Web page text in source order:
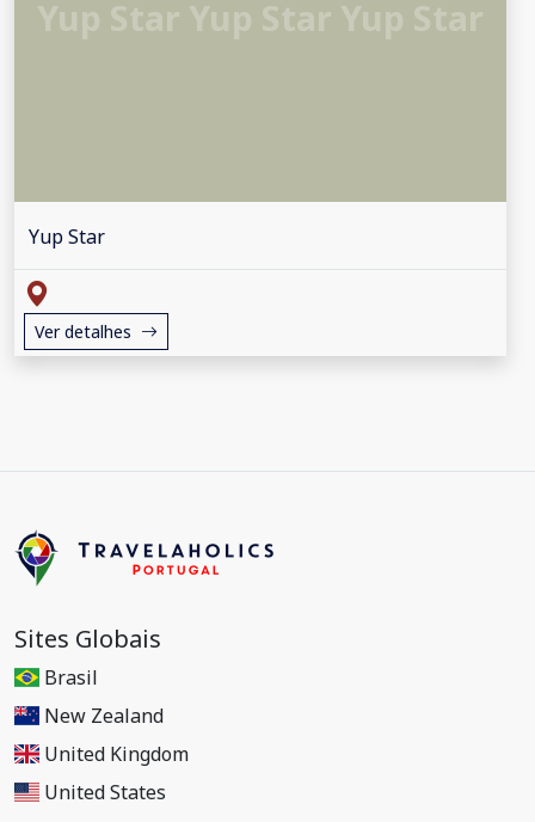
Yup Star
Ver detalhes
Sites Globais
Brasil
New Zealand
United Kingdom
United States